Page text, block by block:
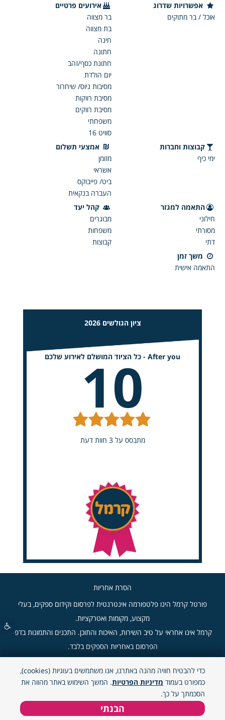
אפשרויות שדרוג
אוכל / בר מתוקים
אירועים פרטיים
בר מצווה
בת מצווה
חינה
חתונה
חתונת כסף/זהב
יום הולדת
מסיבות גיוס/ שיחרור
מסיבת רווקות
מסיבת רווקים
משפחתי
סוויט 16
קבוצות וחברות
ימי כיף
אמצעי תשלום
מזומן
אשראי
ביט/ פייבוקס
העברה בנקאית
התאמה למגזר
חילוני
מסורתי
דתי
קהל יעד
מבוגרים
משפחות
קבוצות
משך זמן
התאמה אישית
ציון הגולשים 2026
After you - כל הציוד המושלם לאירוע שלכם 10
מתבסס על 3 חוות דעת
הסרת אחריות
פורטל קרמל הינו פלטפורמה אינטרנטית לפרסום וקידום ספקים, בעלי
מקצוע, מקומות ואטרקציות.
קרמל אינו אחראי על טיב השירות, האיכות והתוכן. התכנים והתמונות בדפי
הפרסום באחריות הספקים בלבד.
צור קשר וואטסאפ
כדי להבטיח חוויה מהנה באתרנו, אנו משתמשים בעוגיות (cookies),
כמפורט בעמוד מדיניות הפרטיות. המשך השימוש באתר מהווה את
הסכמתך על כך.
הבנתי